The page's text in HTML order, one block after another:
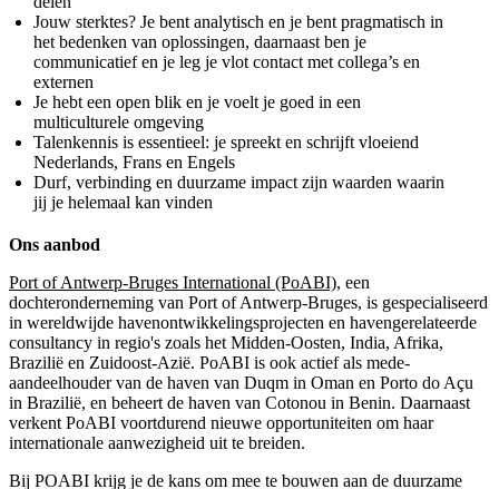
Jouw sterktes? Je bent analytisch en je bent pragmatisch in
het bedenken van oplossingen, daarnaast ben je
communicatief en je leg je vlot contact met collega’s en
externen
Je hebt een open blik en je voelt je goed in een
multiculturele omgeving
Talenkennis is essentieel: je spreekt en schrijft vloeiend
Nederlands, Frans en Engels
Durf, verbinding en duurzame impact zijn waarden waarin
jij je helemaal kan vinden
Ons aanbod
Port of Antwerp-Bruges International (PoABI), een
dochteronderneming van Port of Antwerp-Bruges, is gespecialiseerd
in wereldwijde havenontwikkelingsprojecten en havengerelateerde
consultancy in regio's zoals het Midden-Oosten, India, Afrika,
Brazilië en Zuidoost-Azië. PoABI is ook actief als mede-
aandeelhouder van de haven van Duqm in Oman en Porto do Açu
in Brazilië, en beheert de haven van Cotonou in Benin. Daarnaast
verkent PoABI voortdurend nieuwe opportuniteiten om haar
internationale aanwezigheid uit te breiden.
Bij POABI krijg je de kans om mee te bouwen aan de duurzame